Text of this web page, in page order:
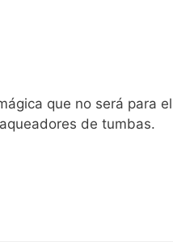
que no será para
de tumbas.